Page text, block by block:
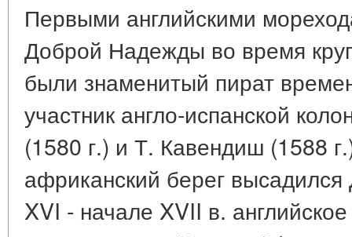
Первыми английскими
Доброй Надежды во время
были знаменитый пират
участник англо-испанской
(1580 г.) и Т. Кавендиш (1588
африканский берег
XVI - начале XVII в.